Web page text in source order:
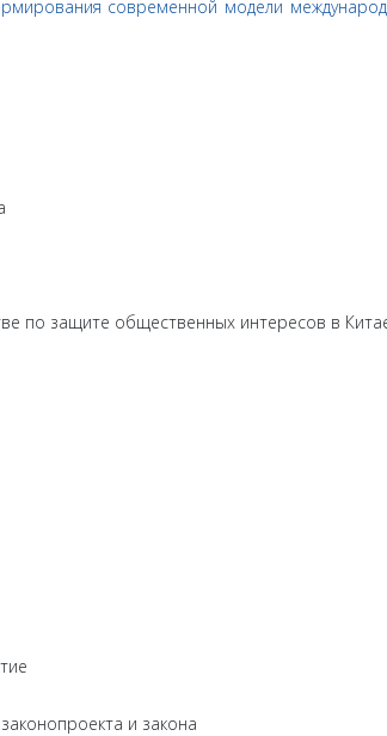
современной модели
по защите общественных интересов в
и закона